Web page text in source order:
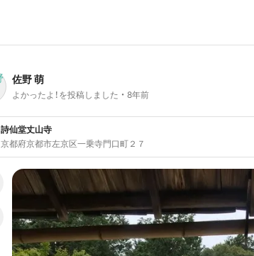
佐野 萌
よかったよ！を投稿しました 8年前
詩仙堂丈山寺
京都府京都市左京区一乗寺門口町２７